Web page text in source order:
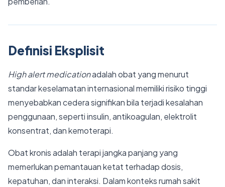
Definisi Eksplisit
High alert medicationadalah obat yang menurut
standar keselamatan internasional memiliki risiko tinggi
menyebabkan cedera signifikan bila terjadi kesalahan
penggunaan, seperti insulin, antikoagulan, elektrolit
konsentrat, dan kemoterapi.
Obat kronis adalah terapi jangka panjang yang
memerlukan pemantauan ketat terhadap dosis,
kepatuhan, dan interaksi. Dalam konteks rumah sakit